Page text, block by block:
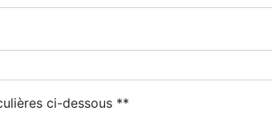
ci-dessous **